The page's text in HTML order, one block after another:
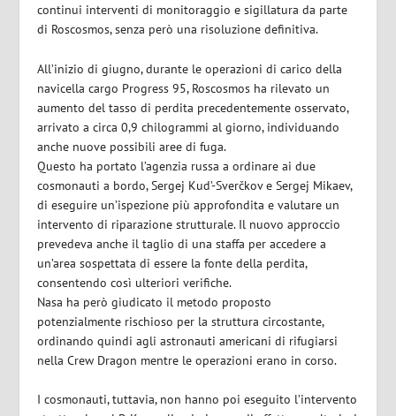
continui interventi di monitoraggio e sigillatura da parte
di Roscosmos, senza però una risoluzione definitiva.
All’inizio di giugno, durante le operazioni di carico della
navicella cargo Progress 95, Roscosmos ha rilevato un
aumento del tasso di perdita precedentemente osservato,
arrivato a circa 0,9 chilogrammi al giorno, individuando
anche nuove possibili aree di fuga.
Questo ha portato l’agenzia russa a ordinare ai due
cosmonauti a bordo, Sergej Kud’-Sverčkov e Sergej Mikaev,
di eseguire un’ispezione più approfondita e valutare un
intervento di riparazione strutturale. Il nuovo approccio
prevedeva anche il taglio di una staffa per accedere a
un’area sospettata di essere la fonte della perdita,
consentendo così ulteriori verifiche.
Nasa ha però giudicato il metodo proposto
potenzialmente rischioso per la struttura circostante,
ordinando quindi agli astronauti americani di rifugiarsi
nella Crew Dragon mentre le operazioni erano in corso.
I cosmonauti, tuttavia, non hanno poi eseguito l’intervento